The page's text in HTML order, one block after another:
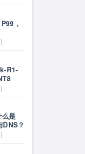
，
R1-
是
？